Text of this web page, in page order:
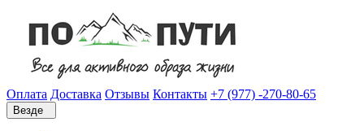
Оплата Доставка Отзывы Контакты +7 (977) -270-80-65
Везде